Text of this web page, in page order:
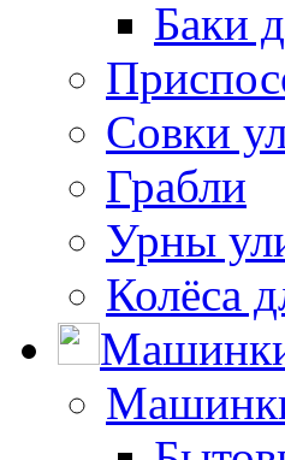
Баки
Совки
Грабли
Урны
Колёса
Машинки